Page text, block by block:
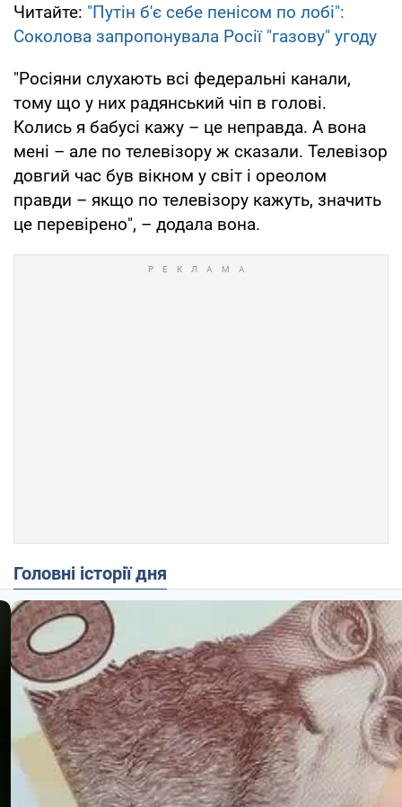
Читайте: "Путін б'є себе пенісом по лобі":
Соколова запропонувала Росії "газову" угоду
"Росіяни слухають всі федеральні канали,
тому що у них радянський чіп в голові.
Колись я бабусі кажу – це неправда. А вона
мені – але по телевізору ж сказали. Телевізор
довгий час був вікном у світ і ореолом
правди – якщо по телевізору кажуть, значить
це перевірено", – додала вона.
Головні історії дня